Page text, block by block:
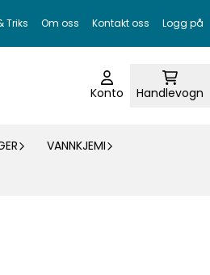
Triks Om oss Kontakt oss Logg på
Konto Handlevogn
VANNKJEMI